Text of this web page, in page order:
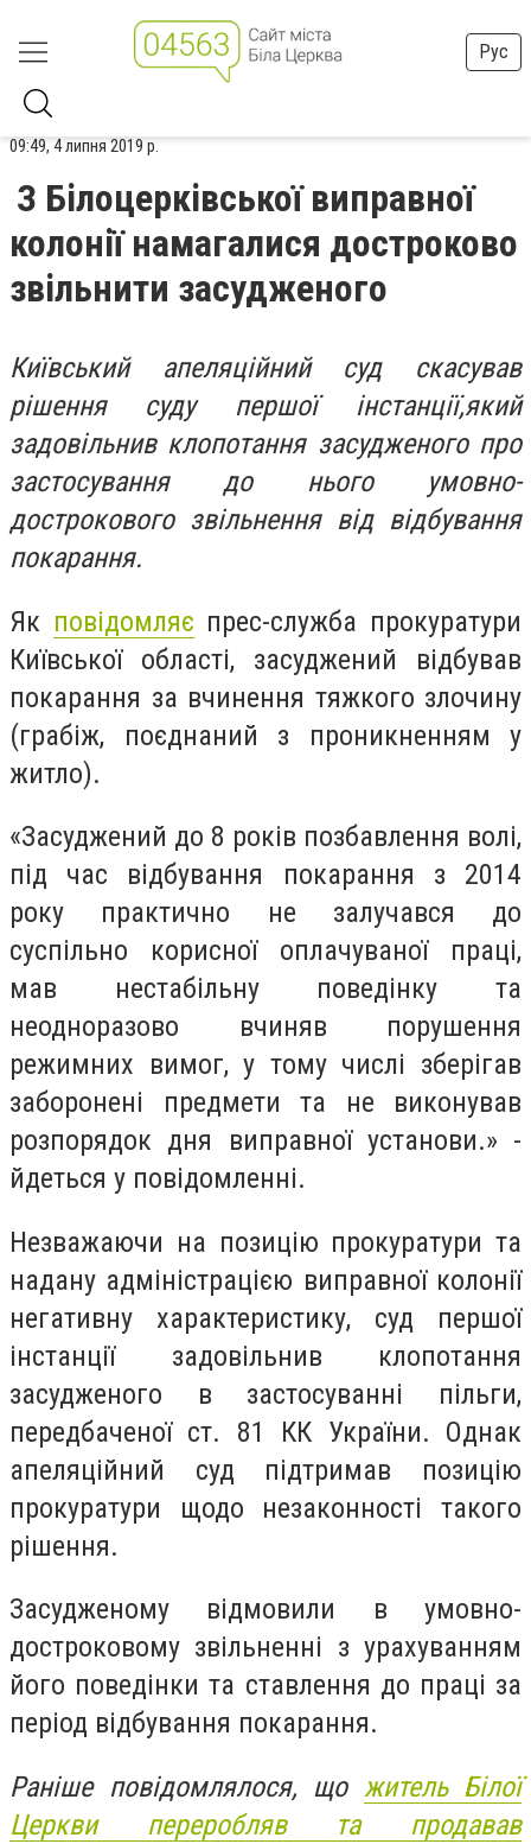
Рус
09:49, 4 липня 2019 р.
З Білоцерківської виправної
колонії намагалися достроково
звільнити засудженого
Київський апеляційний суд скасував
рішення суду першої інстанції,який
задовільнив клопотання засудженого про
застосування до нього умовно-
дострокового звільнення від відбування
покарання.
Як повідомляє прес-служба прокуратури
Київської області, засуджений відбував
покарання за вчинення тяжкого злочину
(грабіж, поєднаний з проникненням у
житло).
«Засуджений до 8 років позбавлення волі,
під час відбування покарання з 2014
року практично не залучався до
суспільно корисної оплачуваної праці,
мав нестабільну поведінку та
неодноразово вчиняв порушення
режимних вимог, у тому числі зберігав
заборонені предмети та не виконував
розпорядок дня виправної установи.» -
йдеться у повідомленні.
Незважаючи на позицію прокуратури та
надану адміністрацією виправної колонії
негативну характеристику, суд першої
інстанції задовільнив клопотання
засудженого в застосуванні пільги,
передбаченої ст. 81 КК України. Однак
апеляційний суд підтримав позицію
прокуратури щодо незаконності такого
рішення.
Засудженому відмовили в умовно-
достроковому звільненні з урахуванням
його поведінки та ставлення до праці за
період відбування покарання.
Раніше повідомлялося, що житель Білої
Церкви переробляв та продавав